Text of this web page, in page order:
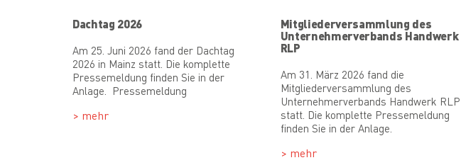
Dachtag 2026
Am 25. Juni 2026 fand der Dachtag
2026 in Mainz statt. Die komplette
Pressemeldung finden Sie in der
Anlage. Pressemeldung
> mehr
Mitgliederversammlung des
Unternehmerverbands Handwerk
RLP
Am 31. März 2026 fand die
Mitgliederversammlung des
Unternehmerverbands Handwerk RLP
statt. Die komplette Pressemeldung
finden Sie in der Anlage.
> mehr